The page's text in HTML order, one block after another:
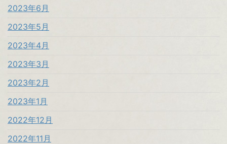
2023年6月
2023年5月
2023年4月
2023年3月
2023年2月
2023年1月
2022年12月
2022年11月